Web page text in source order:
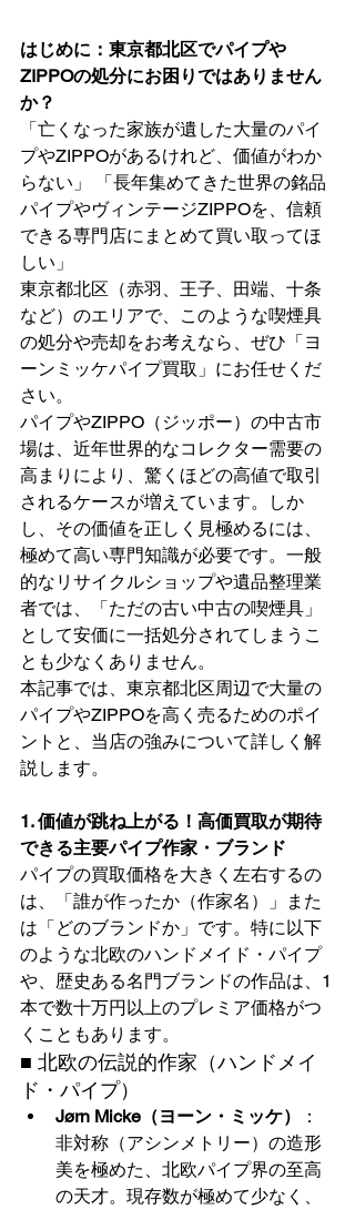
はじめに：東京都北区でパイプや
ZIPPOの処分にお困りではありません
か？
「亡くなった家族が遺した大量のパイ
プやZIPPOがあるけれど、価値がわか
らない」 「長年集めてきた世界の銘品
パイプやヴィンテージZIPPOを、信頼
できる専門店にまとめて買い取ってほ
しい」
東京都北区（赤羽、王子、田端、十条
など）のエリアで、このような喫煙具
の処分や売却をお考えなら、ぜひ「ヨ
ーンミッケパイプ買取」にお任せくだ
さい。
パイプやZIPPO（ジッポー）の中古市
場は、近年世界的なコレクター需要の
高まりにより、驚くほどの高値で取引
されるケースが増えています。しか
し、その価値を正しく見極めるには、
極めて高い専門知識が必要です。一般
的なリサイクルショップや遺品整理業
者では、「ただの古い中古の喫煙具」
として安価に一括処分されてしまうこ
とも少なくありません。
本記事では、東京都北区周辺で大量の
パイプやZIPPOを高く売るためのポイ
ントと、当店の強みについて詳しく解
説します。
1. 価値が跳ね上がる！高価買取が期待
できる主要パイプ作家・ブランド
パイプの買取価格を大きく左右するの
は、「誰が作ったか（作家名）」また
は「どのブランドか」です。特に以下
のような北欧のハンドメイド・パイプ
や、歴史ある名門ブランドの作品は、1
本で数十万円以上のプレミア価格がつ
くこともあります。
■ 北欧の伝説的作家（ハンドメイ
ド・パイプ）
Jørn Micke（ヨーン・ミッケ）
：
非対称（アシンメトリー）の造形
美を極めた、北欧パイプ界の至高
の天才。現存数が極めて少なく、